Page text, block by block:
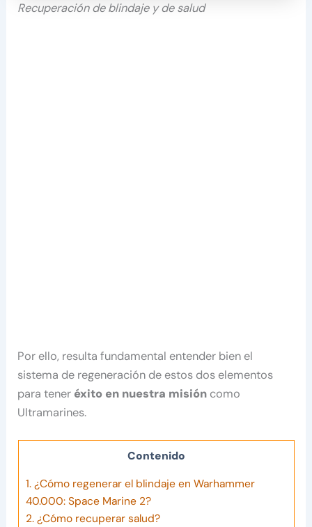
Recuperación de blindaje y de salud
Por ello, resulta fundamental entender bien el
sistema de regeneración de estos dos elementos
para tener éxito en nuestra misión como
Ultramarines.
Contenido
1.¿Cómo regenerar el blindaje en Warhammer
40.000: Space Marine 2?
2.¿Cómo recuperar salud?